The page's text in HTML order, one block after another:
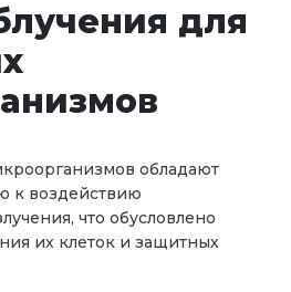
для
обладают
к воздействию
что обусловлено
их клеток и защитных